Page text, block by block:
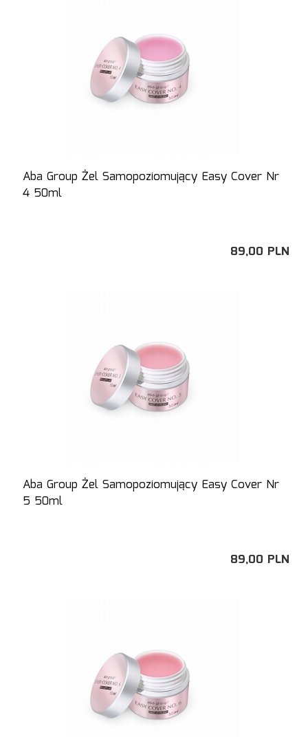
Aba Group Żel Samopoziomujący Easy Cover Nr
4 50ml
89,00 PLN
Aba Group Żel Samopoziomujący Easy Cover Nr
5 50ml
89,00 PLN